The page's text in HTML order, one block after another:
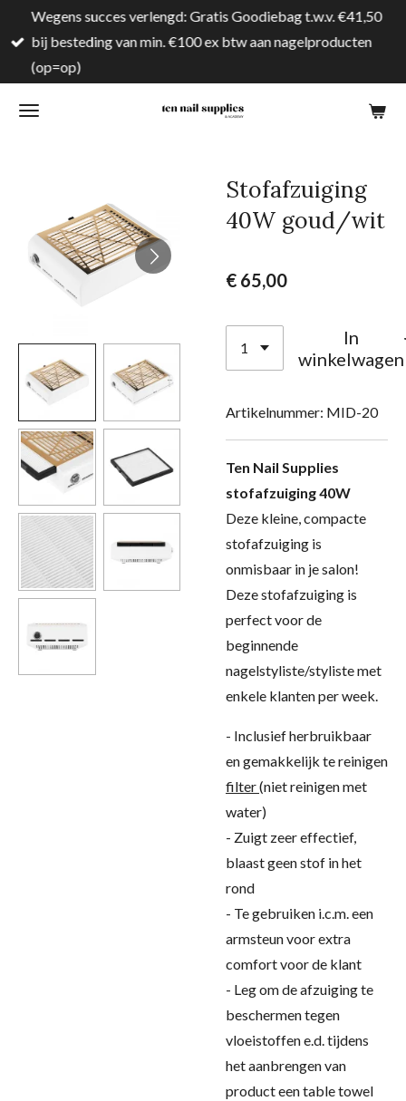
direct
naar
hoofdinhoud
Wegens succes verlengd: Gratis Goodiebag t.w.v. €41,50
bij besteding van min. €100 ex btw aan nagelproducten
(op=op)
Stofafzuiging
40W goud/wit
€ 65,00
In
winkelwagen
Artikelnummer: MID-20
Ten Nail Supplies
stofafzuiging 40W
Deze kleine, compacte
stofafzuiging is
onmisbaar in je salon!
Deze stofafzuiging is
perfect voor de
beginnende
nagelstyliste/styliste met
enkele klanten per week.
- Inclusief herbruikbaar
en gemakkelijk te reinigen
filter(niet reinigen met
water)
- Zuigt zeer effectief,
blaast geen stof in het
rond
- Te gebruiken i.c.m. een
armsteun voor extra
comfort voor de klant
- Leg om de afzuiging te
beschermen tegen
vloeistoffen e.d. tijdens
het aanbrengen van
product een table towel